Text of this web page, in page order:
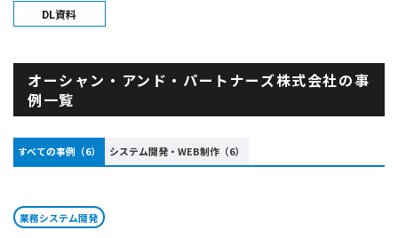
DL資料
オーシャン・アンド・パートナーズ株式会社の事
例一覧
すべての事例（6） システム開発・WEB制作（6）
業務システム開発